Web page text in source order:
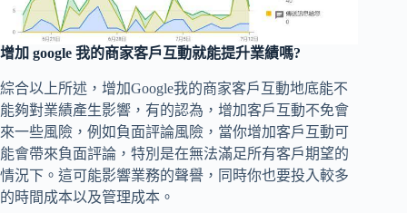
增加 google 我的商家客戶互動就能提升業績嗎?
綜合以上所述，增加Google我的商家客戶互動地底能不
能夠對業績產生影響，有的認為，增加客戶互動不免會
來一些風險，例如負面評論風險，當你增加客戶互動可
能會帶來負面評論，特別是在無法滿足所有客戶期望的
情況下。這可能影響業務的聲譽，同時你也要投入較多
的時間成本以及管理成本。